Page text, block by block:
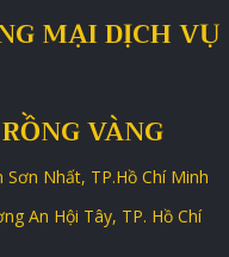
MẠI DỊCH VỤ
VÀNG
Nhất, TP.Hồ Chí Minh
An Hội Tây, TP. Hồ Chí